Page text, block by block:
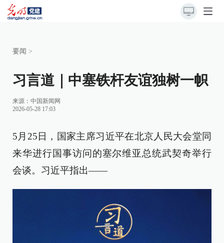
要闻 >
习言道｜中塞铁杆友谊独树一帜
来源： 中国新闻网
2026-05-28 17:03
5月25日，国家主席习近平在北京人民大会堂同
来华进行国事访问的塞尔维亚总统武契奇举行
会谈。习近平指出——